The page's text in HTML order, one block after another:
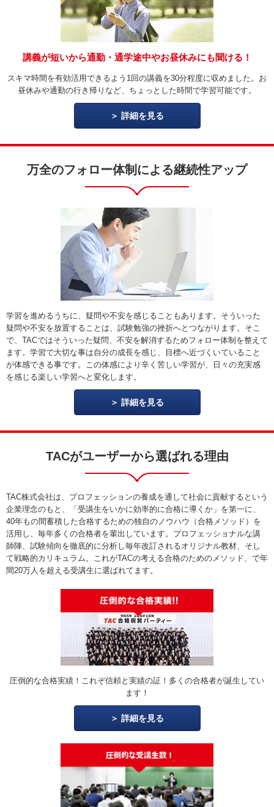
講義が短いから通勤・通学途中やお昼休みにも聞ける！
スキマ時間を有効活用できるよう1回の講義を30分程度に収めました。お
昼休みや通勤の行き帰りなど、ちょっとした時間で学習可能です。
詳細を見る
万全のフォロー体制による継続性アップ
学習を進めるうちに、疑問や不安を感じることもあります。そういった
疑問や不安を放置することは、試験勉強の挫折へとつながります。そこ
で、TACではそういった疑問、不安を解消するためフォロー体制を整えて
ます。学習で大切な事は自分の成長を感じ、目標へ近づくいていること
が体感できる事です。この体感により辛く苦しい学習が、日々の充実感
を感じる楽しい学習へと変化します。
詳細を見る
TACがユーザーから選ばれる理由
TAC株式会社は、プロフェッションの養成を通して社会に貢献するという
企業理念のもと、「受講生をいかに効率的に合格に導くか」を第一に、
40年もの間蓄積した合格するための独自のノウハウ（合格メソッド）を
活用し、毎年多くの合格者を輩出しています。プロフェッショナルな講
師陣、試験傾向を徹底的に分析し毎年改訂されるオリジナル教材、そし
て戦略的カリキュラム。これがTACの考える合格のためのメソッド、で年
間20万人を超える受講生に選ばれてます。
圧倒的な合格実績！これぞ信頼と実績の証！多くの合格者が誕生してい
ます！
詳細を見る